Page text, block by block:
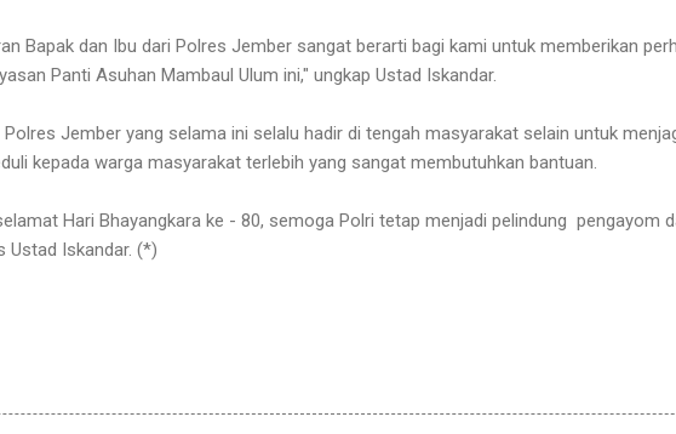
Bapak dan Ibu dari Polres Jember sangat berarti bagi kami untuk memberikan
Panti Asuhan Mambaul Ulum ini," ungkap Ustad Iskandar.
Jember yang selama ini selalu hadir di tengah masyarakat selain untuk
kepada warga masyarakat terlebih yang sangat membutuhkan bantuan.
Hari Bhayangkara ke - 80, semoga Polri tetap menjadi pelindung pengayom
Ustad Iskandar. (*)